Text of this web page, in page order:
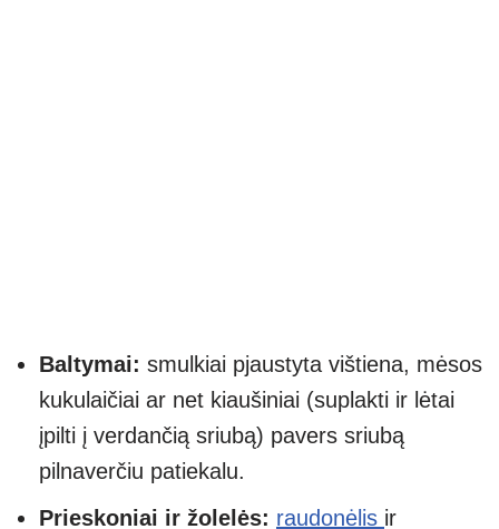
Baltymai: smulkiai pjaustyta vištiena, mėsos
kukulaičiai ar net kiaušiniai (suplakti ir lėtai
įpilti į verdančią sriubą) pavers sriubą
pilnaverčiu patiekalu.
Prieskoniai ir žolelės: raudonėlis ir